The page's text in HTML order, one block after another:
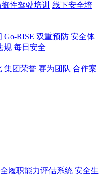
御性驾驶培训 线下安全培
Go-RISE 双重预防 安全体
规 每日安全
集团荣誉 赛为团队 合作案
履职能力评估系统 安全生